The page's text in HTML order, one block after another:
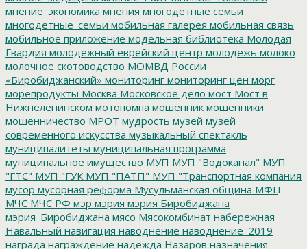
мнение_экономика мнения многодетные семьи
многодетные_семьи мобильная галерея мобильная связь
мобильное приложение модельная библиотека Молодая
Гвардия молодежный еврейский центр молодежь молоко
молочное скотоводство МОМВД России
«Биробиджанский» мониторинг мониторинг цен морг
морепродукты Москва Московское дело мост Мост в
Нижнеленинском мотопомпа мошенник мошенники
мошенничество МРОТ мудрость музей музей
современного искусства музыкальный спектакль
муниципалитеты муниципальная программа
муниципальное имущество МУП МУП "Водоканал" МУП
"ГТС" МУП "ГУК МУП "ПАТП" МУП "Транспортная компания
мусор мусорная реформа Мусульманская община МФЦ
МЧС МЧС РФ мэр мэрия мэрия Биробиджана
мэрия_Биробиджана мясо Мясокомбинат набережная
Навальный навигация наводнение наводнение_2019
награда награждение надежда Назаров назначения